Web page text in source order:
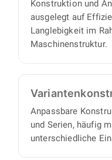
Konstruktion und
ausgelegt auf
Langlebigkeit im
Maschinenstruktur.
Anpassbare
und Serien, häufig
unterschiedliche